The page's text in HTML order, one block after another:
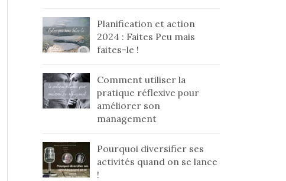
Planification et action
2024 : Faites Peu mais
faites-le !
Comment utiliser la
pratique réflexive pour
améliorer son
management
Pourquoi diversifier ses
activités quand on se lance
!